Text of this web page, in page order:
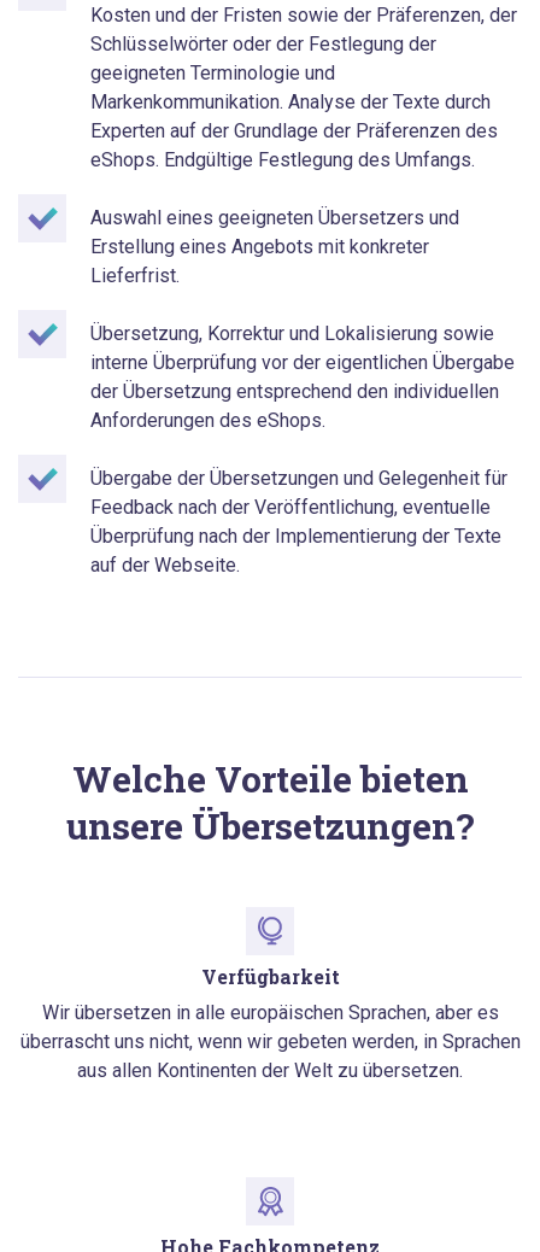
Kosten und der Fristen sowie der Präferenzen, der
Schlüsselwörter oder der Festlegung der
geeigneten Terminologie und
Markenkommunikation. Analyse der Texte durch
Experten auf der Grundlage der Präferenzen des
eShops. Endgültige Festlegung des Umfangs.
Auswahl eines geeigneten Übersetzers und
Erstellung eines Angebots mit konkreter
Lieferfrist.
Übersetzung, Korrektur und Lokalisierung sowie
interne Überprüfung vor der eigentlichen Übergabe
der Übersetzung entsprechend den individuellen
Anforderungen des eShops.
Übergabe der Übersetzungen und Gelegenheit für
Feedback nach der Veröffentlichung, eventuelle
Überprüfung nach der Implementierung der Texte
auf der Webseite.
Welche Vorteile bieten
unsere Übersetzungen?
Verfügbarkeit
Wir übersetzen in alle europäischen Sprachen, aber es
überrascht uns nicht, wenn wir gebeten werden, in Sprachen
aus allen Kontinenten der Welt zu übersetzen.